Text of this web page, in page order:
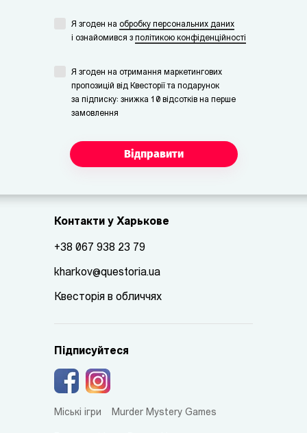
Я згоден на обробку персональних даних
i ознайомився з політикою конфіденційності
Я згоден на отримання маркетингових
пропозицій від Квесторії та подарунок
за підписку: знижка 10 відсотків на перше
замовлення
Відправити
Контакти у Харькове
+38 067 938 23 79
kharkov@questoria.ua
Квесторія в обличчях
Підписуйтеся
Міські ігри Murder Mystery Games